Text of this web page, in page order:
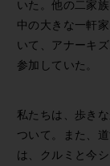
いた。他の二家
中の大きな一軒
いて、アナーキ
参加していた。
私たちは、歩き
ついて。また、
は、クルミと今